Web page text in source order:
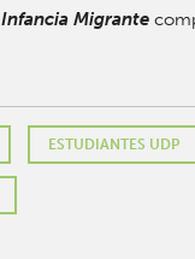
Infancia Migrante
ESTUDIANTES UDP